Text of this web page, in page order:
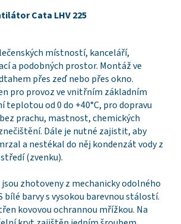
Cata LHV 225
místností, kanceláří,
a podobných prostor. Montáž ve
přes zeď nebo přes okno.
pro provoz ve vnitřním základním
teplotou od 0 do +40°C, pro dopravu
prachu, mastnost, chemických
Dále je nutné zajistit, aby
a nestékal do něj kondenzát vody z
(zvenku).
zhotoveny z mechanicky odolného
bílé barvy s vysokou barevnou stálostí.
kovovou ochrannou mřížkou. Na